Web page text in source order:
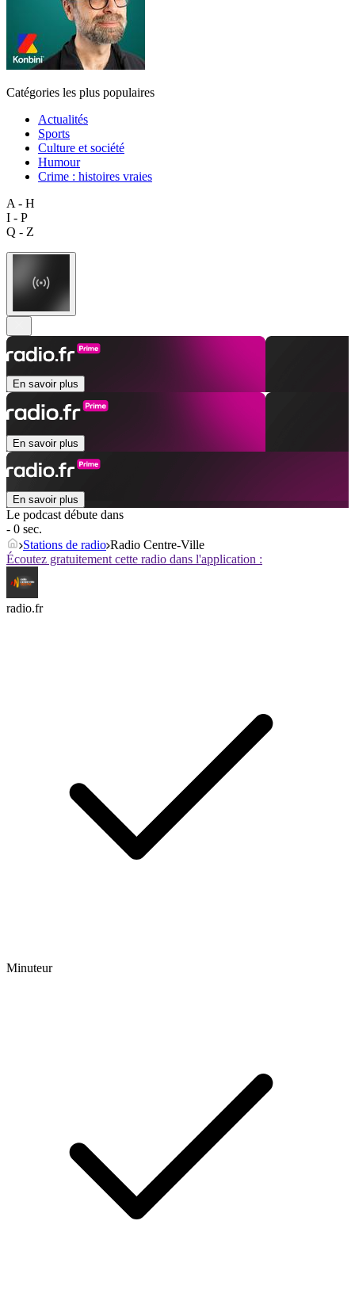
Catégories les plus populaires
Actualités
Sports
Culture et société
Humour
Crime : histoires vraies
A - H
I - P
Q - Z
En savoir plus
En savoir plus
En savoir plus
Le podcast débute dans
- 0 sec.
Stations de radio Radio Centre-Ville
Écoutez gratuitement cette radio dans l'application :
radio.fr
Minuteur